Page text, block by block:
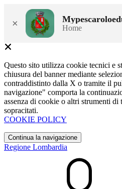
× Home
Questo sito utilizza cookie tecnici e
chiusura del banner mediante
contraddistinto dalla X o tramite il
navigazione" comporta la
assenza di cookie o altri strumenti
sopracitati.
COOKIE POLICY
Continua la navigazione
Regione Lombardia